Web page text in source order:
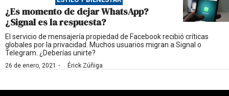
¿Es momento de dejar WhatsApp?
¿Signal es la respuesta?
El servicio de mensajería propiedad de Facebook recibió críticas
globales por la privacidad. Muchos usuarios migran a Signal o
Telegram. ¿Deberías unirte?
26 de enero, 2021 · Érick Zúñiga